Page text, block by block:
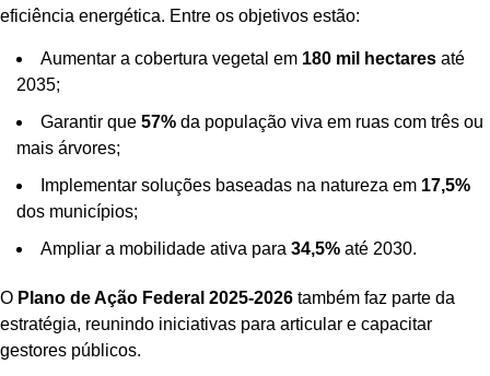
eficiência energética. Entre os objetivos estão:
Aumentar a cobertura vegetal em 180 mil hectares até
2035;
Garantir que 57% da população viva em ruas com três ou
mais árvores;
Implementar soluções baseadas na natureza em 17,5%
dos municípios;
Ampliar a mobilidade ativa para 34,5% até 2030.
O Plano de Ação Federal 2025-2026 também faz parte da
estratégia, reunindo iniciativas para articular e capacitar
gestores públicos.